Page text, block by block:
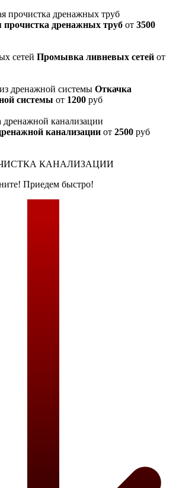
прочистка дренажных труб от 3500
Промывка ливневых сетей от
Откачка
системы от 1200 руб
канализации от 2500 руб
КАНАЛИЗАЦИИ
Приедем быстро!